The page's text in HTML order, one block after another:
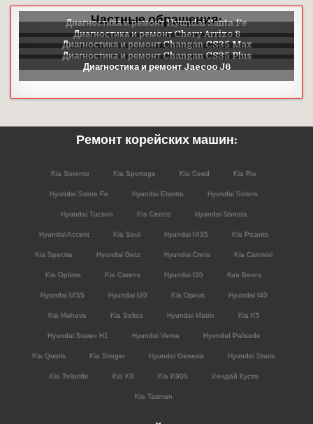
Частные обращения:
Ремонт корейских машин:
Kia Sorento Kia Sportage Kia Ceed Kia Rio
Hyundai Santa Fe Hyundai Elantra Hyundai Solaris
Hyundai Tucson Kia Cerato Hyundai Sonata
Hyundai Accent Kia Soul Hyundai IX35 Kia Picanto
Kia Spectra Hyundai Getz Hyundai Creta Kia Carnival
Kia Optima Kia Carens Hyundai I30 Киа Венга
Hyundai IX55 Hyundai I20 Kia Opirus Hyundai I40
Kia Mohave Kia Seltos Hyundai Matrix Kia K5
Hyundai Starex H1 Hyundai Verna HyundaI Palisade
Kia Quoris Kia Stinger Hyundai Genesis Hyundai Staria
Kia Telluride Kia K8 Kia K900 Хендай Кусто
Kia Tasman